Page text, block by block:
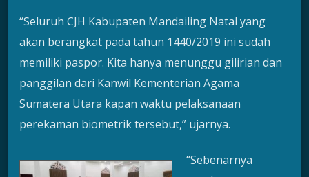
“Seluruh CJH Kabupaten Mandailing Natal yang
akan berangkat pada tahun 1440/2019 ini sudah
memiliki paspor. Kita hanya menunggu gilirian dan
panggilan dari Kanwil Kementerian Agama
Sumatera Utara kapan waktu pelaksanaan
perekaman biometrik tersebut,” ujarnya.
“Sebenarnya